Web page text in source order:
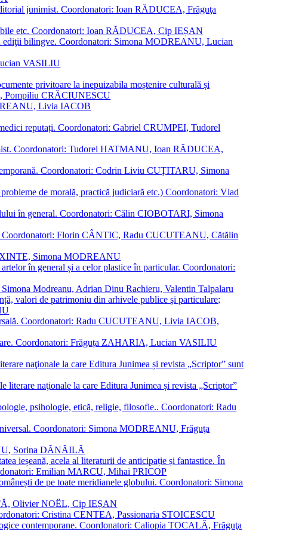
junimist. Coordonatori: Ioan RĂDUCEA, Frăguţa
etc. Coordonatori: Ioan RĂDUCEA, Cip IEȘAN
ediţii bilingve. Coordonatori: Simona MODREANU, Lucian
VASILIU
privitoare la inepuizabila moștenire culturală și
Pompiliu CRĂCIUNESCU
Livia IACOB
reputați. Coordonatori: Gabriel CRUMPEI, Tudorel
Coordonatori: Tudorel HATMANU, Ioan RĂDUCEA,
Coordonatori: Codrin Liviu CUŢITARU, Simona
de morală, practică judiciară etc.) Coordonatori: Vlad
în general. Coordonatori: Călin CIOBOTARI, Simona
Coordonatori: Florin CÂNTIC, Radu CUCUTEANU, Cătălin
Simona MODREANU
în general și a celor plastice în particular. Coordonatori:
Modreanu, Adrian Dinu Rachieru, Valentin Talpalaru
valori de patrimoniu din arhivele publice şi particulare;
Coordonatori: Radu CUCUTEANU, Livia IACOB,
Coordonatori: Frăguța ZAHARIA, Lucian VASILIU
naţionale la care Editura Junimea și revista „Scriptor” sunt
naţionale la care Editura Junimea și revista „Scriptor”
psihologie, etică, religie, filosofie.. Coordonatori: Radu
Coordonatori: Simona MODREANU, Frăguţa
Sorina DĂNĂILĂ
ieșeană, acela al literaturii de anticipație și fantastice. În
Emilian MARCU, Mihai PRICOP
de pe toate meridianele globului. Coordonatori: Simona
Olivier NOËL, Cip IEȘAN
Cristina CENTEA, Passionaria STOICESCU
contemporane. Coordonatori: Caliopia TOCALĂ, Frăguţa